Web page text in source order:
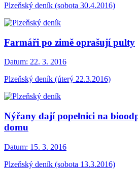
Plzeňský deník (sobota 30.4.2016)
Farmáři po zimě oprašují pulty
Datum: 22. 3. 2016
Plzeňský deník (úterý 22.3.2016)
Nýřany dají popelnici na
domu
Datum: 15. 3. 2016
Plzeňský deník (sobota 13.3.2016)